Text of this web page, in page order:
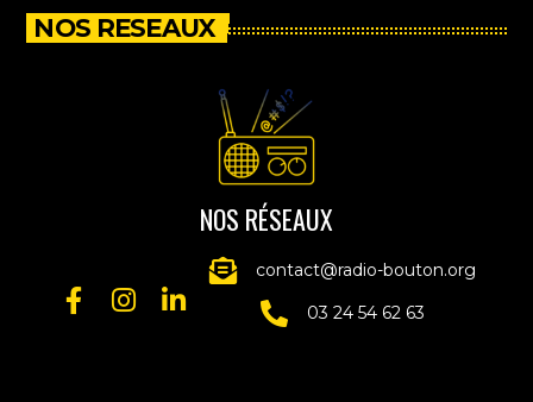
NOS RESEAUX
NOS RÉSEAUX
contact@radio-bouton.org
03 24 54 62 63